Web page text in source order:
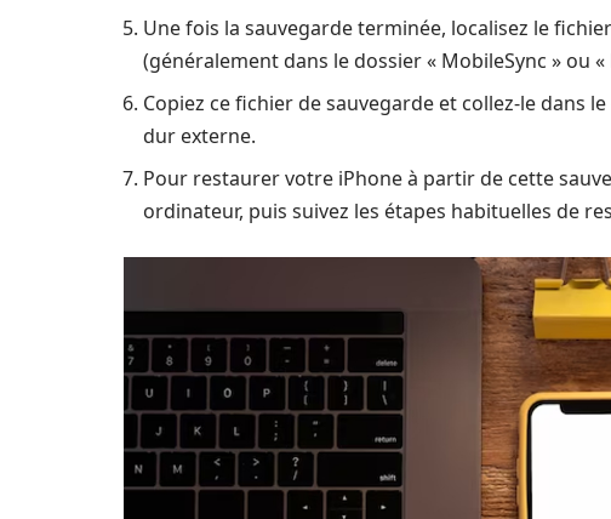
Une fois la sauvegarde terminée, localisez le
(généralement dans le dossier « MobileSync » ou «
Copiez ce fichier de sauvegarde et collez-le dans
dur externe.
Pour restaurer votre iPhone à partir de cette
ordinateur, puis suivez les étapes habituelles de